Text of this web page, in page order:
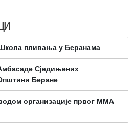
пливања у Беранама
Сједињених
Беране
организације првог ММА